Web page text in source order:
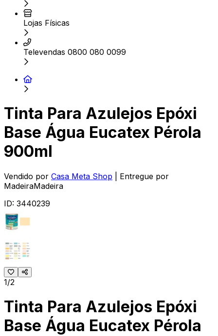
Lojas Físicas
Televendas 0800 080 0099
Tinta Para Azulejos Epóxi
Base Água Eucatex Pérola
900ml
Vendido por Casa Meta Shop
| Entregue por
MadeiraMadeira
ID: 3440239
1/2
Tinta Para Azulejos Epóxi
Base Água Eucatex Pérola